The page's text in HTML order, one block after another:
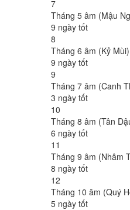
7
Tháng 5 âm (Mậu
9 ngày tốt
8
Tháng 6 âm (Kỷ Mùi)
9 ngày tốt
9
Tháng 7 âm (Canh
3 ngày tốt
10
Tháng 8 âm (Tân
6 ngày tốt
11
Tháng 9 âm (Nhâm
8 ngày tốt
12
Tháng 10 âm (Quý
5 ngày tốt